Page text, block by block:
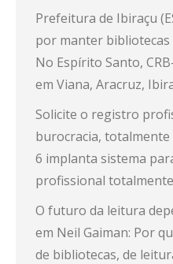
Prefeitura de Ibiraçu
por manter bibliotecas
No Espírito Santo,
em Viana, Aracruz,
Solicite o registro
burocracia, totalmente
6 implanta sistema
profissional
O futuro da leitura
em Neil Gaiman: Por
de bibliotecas, de